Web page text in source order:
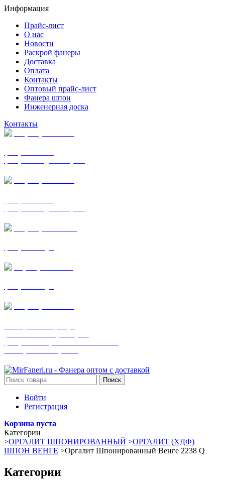
Информация
Прайс-лист
О нас
Новости
Раскрой фанеры
Доставка
Оплата
Контакты
Оптовый прайс-лист
Фанера шпон
Инженерная доска
Контакты
Поиск
Войти
Регистрация
Корзина пуста
Категории
>ОРГАЛИТ ШПОНИРОВАННЫЙ >ОРГАЛИТ (ХДФ)
ШПОН ВЕНГЕ >Оргалит Шпонированный Венге 2238 Q
Категории